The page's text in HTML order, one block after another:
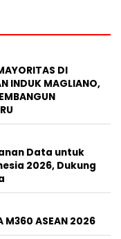
DI
INDUK MAGLIANO,
Data untuk
2026, Dukung
ASEAN 2026